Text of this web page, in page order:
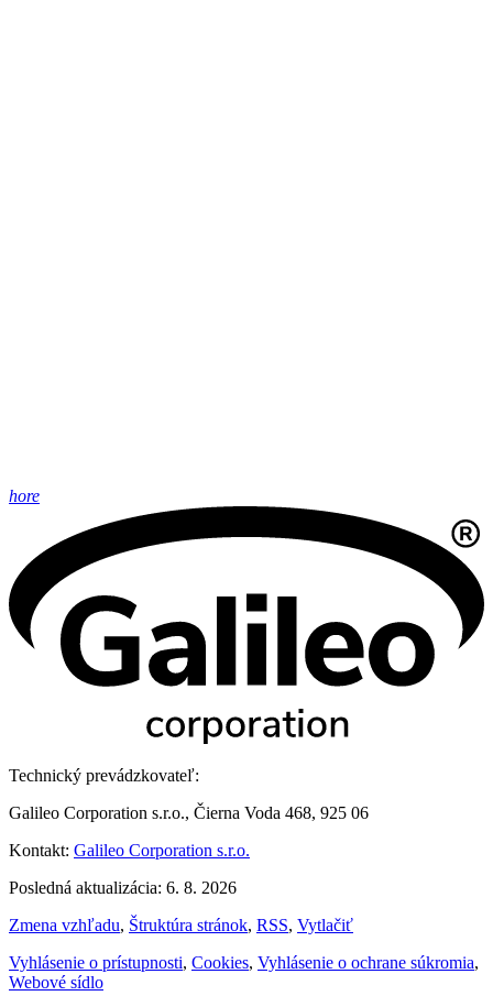
hore
Technický prevádzkovateľ:
Galileo Corporation s.r.o., Čierna Voda 468, 925 06
Kontakt: Galileo Corporation s.r.o.
Posledná aktualizácia: 6. 8. 2026
Zmena vzhľadu, Štruktúra stránok, RSS, Vytlačiť
Vyhlásenie o prístupnosti, Cookies, Vyhlásenie o ochrane súkromia,
Webové sídlo